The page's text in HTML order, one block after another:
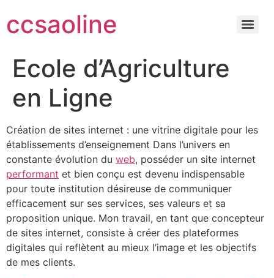
ccsaoline
Ecole d’Agriculture
en Ligne
Création de sites internet : une vitrine digitale pour les
établissements d’enseignement Dans l’univers en
constante évolution du web, posséder un site internet
performant et bien conçu est devenu indispensable
pour toute institution désireuse de communiquer
efficacement sur ses services, ses valeurs et sa
proposition unique. Mon travail, en tant que concepteur
de sites internet, consiste à créer des plateformes
digitales qui reflètent au mieux l’image et les objectifs
de mes clients.